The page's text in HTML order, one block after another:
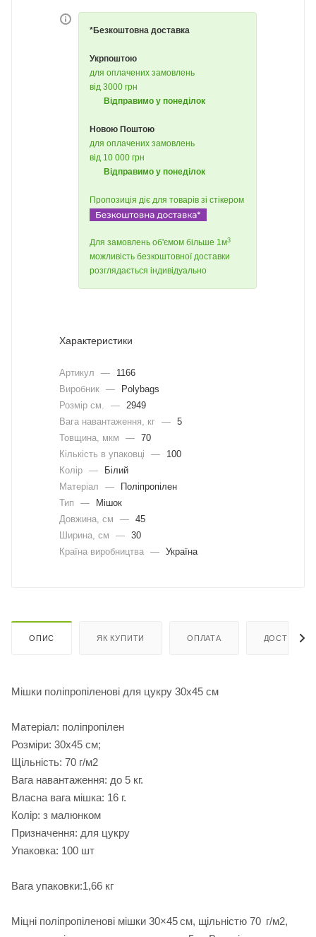
*Безкоштовна доставка
Укрпоштою
для оплачених замовлень
від 3000 грн
Відправимо у понеділок
Новою Поштою
для оплачених замовлень
від 10 000 грн
Відправимо у понеділок
Пропозиція діє для товарів зі стікером
Для замовлень об'ємом більше 1м3
можливість безкоштовної доставки
розглядається індивідуально
Характеристики
Артикул —
1166
Виробник —
Polybags
Розмір см.
—
2949
Вага навантаження, кг — 5
Товщина, мкм
— 70
Кількість в упаковці
—
100
Колір —
Білий
Матеріал
—
Поліпропілен
Тип
—
Мішок
Довжина, cм
— 45
Ширина, cм
— 30
Країна виробництва — Україна
ОПИС ЯК КУПИТИ ОПЛАТА ДОСТАВКА
Мішки поліпропіленові для цукру 30х45 см
Матеріал: поліпропілен
Розміри: 30х45 см;
Щільність: 70 г/м2
Вага навантаження: до 5 кг.
Власна вага мішка: 16 г.
Колір: з малюнком
Призначення: для цукру
Упаковка: 100 шт
Вага упаковки:1,66 кг
Міцні поліпропіленові мішки 30×45 см, щільністю 70 г/м2,